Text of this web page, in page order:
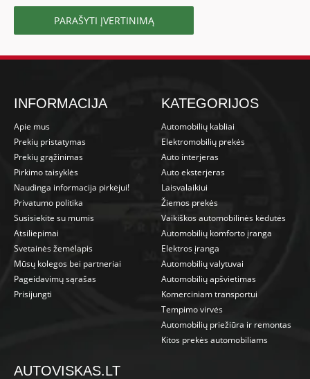
PARAŠYTI ĮVERTINIMĄ
INFORMACIJA
Apie mus
Prekių pristatymas
Prekių grąžinimas
Pirkimo taisyklės
Naudinga informacija pirkėjui!
Privatumo politika
Susisiekite su mumis
Atsiliepimai
Svetainės žemėlapis
Mūsų kolegos bei partneriai
Pageidavimų sąrašas
Prisijungti
KATEGORIJOS
Automobilių kabliai
Elektromobilių prekės
Auto interjeras
Auto eksterjeras
Laisvalaikiui
Žiemos prekės
Vaikiškos automobilinės kėdutės
Automobilių komforto įranga
Elektros įranga
Automobilių valytuvai
Automobilių apšvietimas
Komerciniam transportui
Tempimo virvės
Automobilių priežiūra ir remontas
Kitos prekės automobiliams
AUTOVISKAS.LT